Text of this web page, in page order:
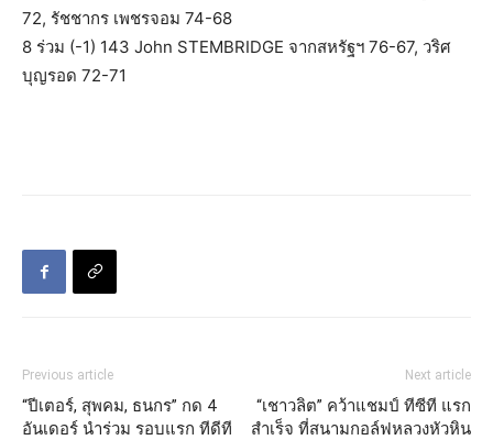
72, รัชชากร เพชรจอม 74-68
8 ร่วม (-1) 143 John STEMBRIDGE จากสหรัฐฯ 76-67, วริศ
บุญรอด 72-71
Previous article
“ปีเตอร์, สุพคม, ธนกร” กด 4
อันเดอร์ นำร่วม รอบแรก ทีดีที
Next article
“เชาวลิต” คว้าแชมป์ ทีซีที แรก
สำเร็จ ที่สนามกอล์ฟหลวงหัวหิน